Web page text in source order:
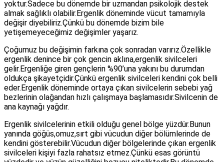
yoktur.Sadece bu dönemde bir uzmandan psikolojik destek
almak sağlıklı olabilir.Ergenlik döneminde vücut tamamıyla
değişir diyebiliriz.Çünkü bu dönemde bizim bile
yetişemeyeceğimiz değişimler yaşarız.
Çoğumuz bu değişimin farkına çok sonradan varırız.Özellikle
ergenlik denince bir çok gencin aklına,ergenlik sivilceleri
gelir.Ergenliğe giren gençlerin %90’una yakını bu durumdan
oldukça şikayetçidir.Çünkü ergenlik sivilceleri kendini çok belli
eder.Ergenlik döneminde ortaya çıkan sivilcelerin sebebi yağ
bezlerinin olağandan hızlı çalışmaya başlamasıdır.Sivilcenin de
ana kaynağı yağdır.
Ergenlik sivilcelerinin etkili olduğu genel bölge yüzdür.Bunun
yanında göğüs,omuz,sırt gibi vücudun diğer bölümlerinde de
kendini gösterebilir.Vücudun diğer bölgelerinde çıkan ergenlik
sivilceleri kişiyi fazla rahatsız etmez.Çünkü esas görüntü